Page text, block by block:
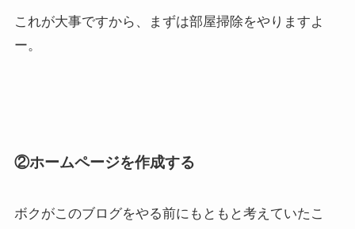
これが大事ですから、まずは部屋掃除をやりますよ
ー。
②ホームページを作成する
ボクがこのブログをやる前にもともと考えていたこ